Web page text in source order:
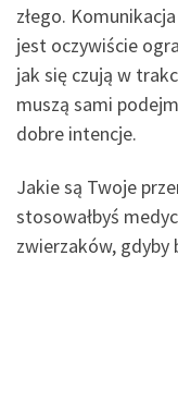
złego.
jest oczywiście
jak się czują w
muszą sami
dobre intencje.
Jakie są Twoje
stosowałbyś
zwierzaków, gdyby